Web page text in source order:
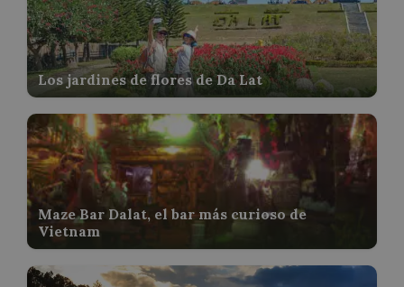
Los jardines de flores de Da Lat
Maze Bar Dalat, el bar más curioso de
Vietnam